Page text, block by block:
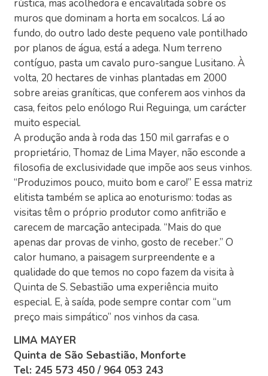
rústica, mas acolhedora e encavalitada sobre os
muros que dominam a horta em socalcos. Lá ao
fundo, do outro lado deste pequeno vale pontilhado
por planos de água, está a adega. Num terreno
contíguo, pasta um cavalo puro-sangue Lusitano. À
volta, 20 hectares de vinhas plantadas em 2000
sobre areias graníticas, que conferem aos vinhos da
casa, feitos pelo enólogo Rui Reguinga, um carácter
muito especial.
A produção anda à roda das 150 mil garrafas e o
proprietário, Thomaz de Lima Mayer, não esconde a
filosofia de exclusividade que impõe aos seus vinhos.
“Produzimos pouco, muito bom e caro!” E essa matriz
elitista também se aplica ao enoturismo: todas as
visitas têm o próprio produtor como anfitrião e
carecem de marcação antecipada. “Mais do que
apenas dar provas de vinho, gosto de receber.” O
calor humano, a paisagem surpreendente e a
qualidade do que temos no copo fazem da visita à
Quinta de S. Sebastião uma experiência muito
especial. E, à saída, pode sempre contar com “um
preço mais simpático” nos vinhos da casa.
LIMA MAYER
Quinta de São Sebastião, Monforte
Tel: 245 573 450 / 964 053 243